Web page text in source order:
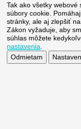
Tak ako všetky
súbory cookie.
stránky, ale aj zlepšiť
Zákon vyžaduje, aby
súhlas môžete
nastavenia
Odmietam